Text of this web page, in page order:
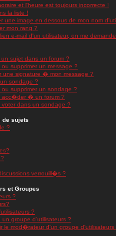
et l'heure est toujours incorrecte !
la liste !
une image en dessous de mon nom
mon rang ?
e-mail d'un utilisateur, on me
sujet dans un forum ?
supprimer un message ?
une signature � mon message ?
sondage ?
supprimer un sondage ?
acc�der � un forum ?
dans un sondage ?
de sujets
?
verrouill�s ?
et Groupes
?
?
un groupe d'utilisateurs ?
le mod�rateur d'un groupe d'utilisateurs